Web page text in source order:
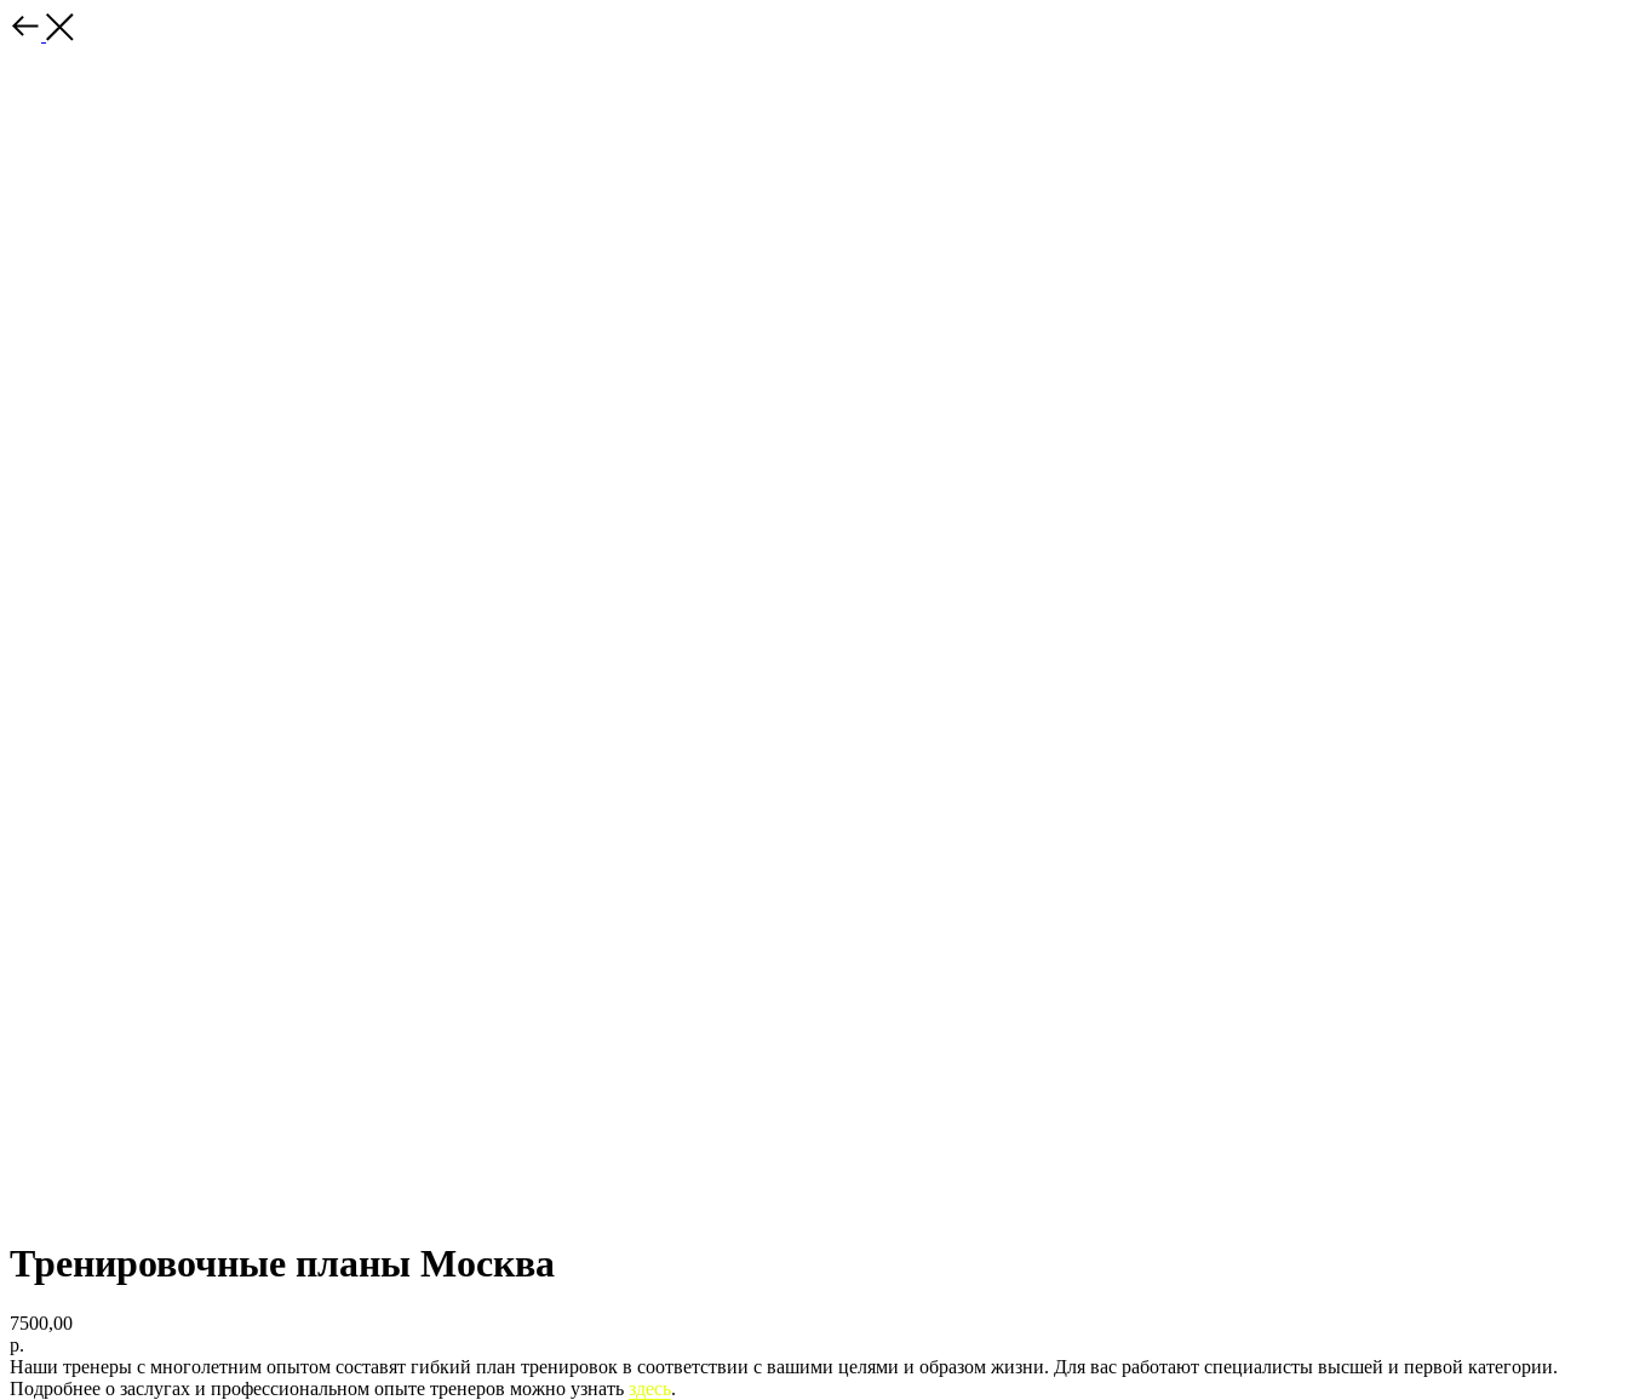
Тренировочные планы Москва
7500,00
р.
Наши тренеры с многолетним опытом составят гибкий план тренировок в соответствии с вашими целями и образом жизни. Для вас работают специалисты высшей и первой категории.
Подробнее о заслугах и профессиональном опыте тренеров можно узнать здесь.